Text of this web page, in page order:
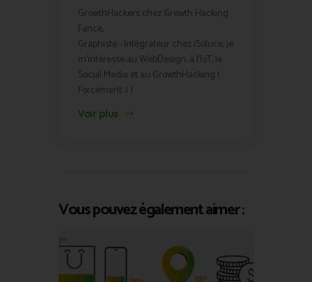
GrowthHackers chez Growth Hacking
Fance,
Graphiste - Intégrateur chez iSoluce, je
m'intéresse au WebDesign, à l'IoT, le
Social Media et au GrowthHacking (
Forcément :) )
Voir plus
Vous pouvez également aimer :